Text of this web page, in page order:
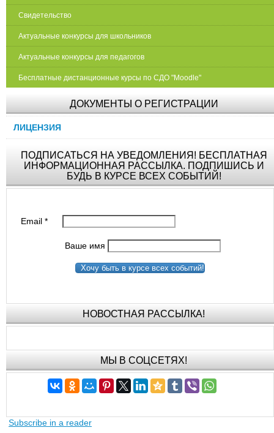
Свидетельство
Актуальные конкурсы для школьников
Актуальные конкурсы для педагогов
Бесплатные дистанционные курсы по СДО "Moodle"
ДОКУМЕНТЫ О РЕГИСТРАЦИИ
ЛИЦЕНЗИЯ
ПОДПИСАТЬСЯ НА УВЕДОМЛЕНИЯ! БЕСПЛАТНАЯ
ИНФОРМАЦИОННАЯ РАССЫЛКА. ПОДПИШИСЬ И
БУДЬ В КУРСЕ ВСЕХ СОБЫТИЙ!
Email*
Ваше имя
Хочу быть в курсе всех событий!
НОВОСТНАЯ РАССЫЛКА!
МЫ В СОЦСЕТЯХ!
Subscribe in a reader